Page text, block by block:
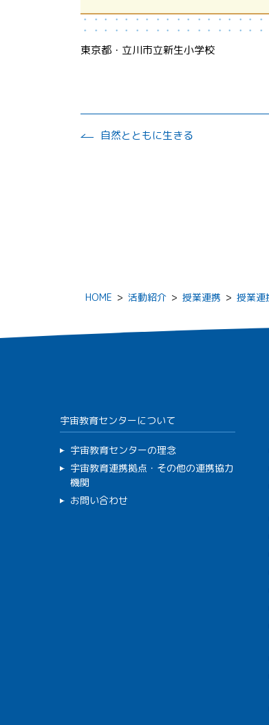
東京都・立川市立新生小学校
自然とともに生きる
HOME > 活動紹介 > 授業連携 > 授業連
宇宙教育センターについて
宇宙教育センターの理念
宇宙教育連携拠点・その他の連携協力
機関
お問い合わせ